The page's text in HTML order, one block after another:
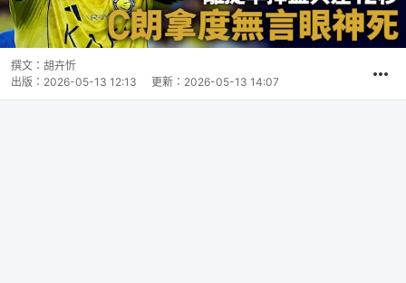
撰文： 胡卉忻
出版： 2026-05-13 12:13 更新： 2026-05-13 14:07